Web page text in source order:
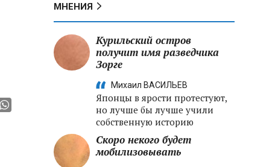
МНЕНИЯ
Курильский остров
получит имя разведчика
Зорге
Михаил ВАСИЛЬЕВ
Японцы в ярости протестуют,
но лучше бы лучше учили
собственную историю
Скоро некого будет
мобилизовывать